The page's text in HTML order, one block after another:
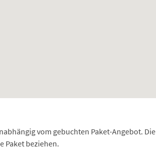
vom gebuchten Paket-Angebot. Die
Paket beziehen.